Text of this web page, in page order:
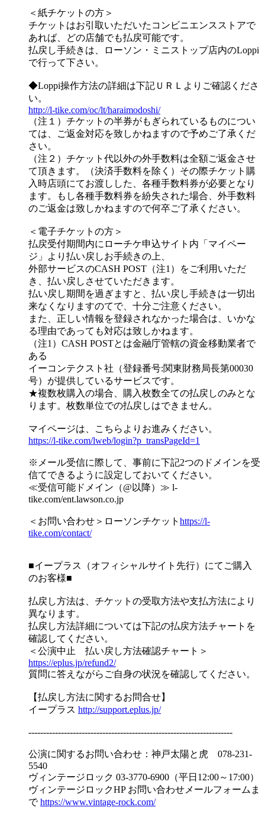
＜紙チケットの方＞
チケットはお引取いただいたコンビニエンスストアで
あれば、どの店舗でも払戻可能です。
払戻し手続きは、ローソン・ミニストップ店内のLoppi
で行って下さい。
◆Loppi操作方法の詳細は下記ＵＲＬよりご確認くださ
い。
http://l-tike.com/oc/lt/haraimodoshi/
（注１）チケットの半券がもぎられているものについ
ては、ご返金対応を致しかねますので予めご了承くだ
さい。
（注２）チケット代以外の外手数料は全額ご返金させ
て頂きます。（決済手数料を除く）その際チケット購
入時店頭にてお渡しした、各種手数料券が必要となり
ます。もし各種手数料券を紛失された場合、外手数料
のご返金は致しかねますので何卒ご了承ください。
＜電子チケットの方＞
払戻受付期間内にローチケ申込サイト内「マイペー
ジ」より払い戻しお手続きの上、
外部サービスのCASH POST（注1）をご利用いただ
き、払い戻しさせていただきます。
払い戻し期間を過ぎますと、払い戻し手続きは一切出
来なくなりますのてで、十分ご注意ください。
また、正しい情報を登録されなかった場合は、いかな
る理由であっても対応は致しかねます。
（注1）CASH POSTとは金融庁管轄の資金移動業者で
ある
イーコンテクスト社（登録番号:関東財務局長第00030
号）が提供しているサービスです。
★複数枚購入の場合、購入枚数全ての払戻しのみとな
ります。枚数単位での払戻しはできません。
マイページは、こちらよりお進みください。
https://l-tike.com/lweb/login?p_transPageId=1
※メール受信に際して、事前に下記2つのドメインを受
信てできるように設定しておいてください。
≪受信可能ドメイン（@以降）≫ l-
tike.com/ent.lawson.co.jp
＜お問い合わせ＞ローソンチケット https://l-
tike.com/contact/
■イープラス（オフィシャルサイト先行）にてご購入
のお客様■
払戻し方法は、チケットの受取方法や支払方法により
異なります。
払戻し方法詳細については下記の払戻方法チャートを
確認してください。
＜公演中止 払い戻し方法確認チャート＞
https://eplus.jp/refund2/
質問に答えながらご自身の状況を確認してください。
【払戻し方法に関するお問合せ】
イープラス http://support.eplus.jp/
---------------------------------------------------------------------
公演に関するお問い合わせ：神戸太陽と虎 078-231-
5540
ヴィンテージロック 03-3770-6900（平日12:00～17:00）
ヴィンテージロックHP お問い合わせメールフォームま
でhttps://www.vintage-rock.com/